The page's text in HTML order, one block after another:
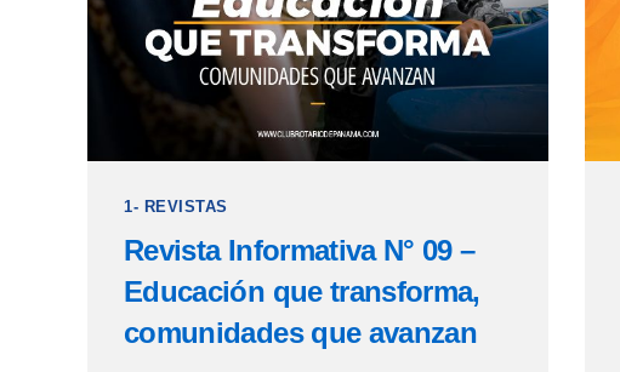
1- REVISTAS
Revista Informativa N° 09 –
Educación que transforma,
comunidades que avanzan